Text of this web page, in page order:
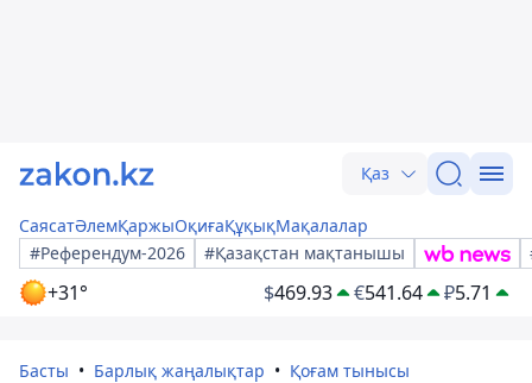
Қаз
СаясатӘлемҚаржыОқиғаҚұқықМақалалар
#Референдум-2026
#Қазақстан мақтанышы
+31° $469.93 €541.64 ₽5.71
Басты Барлық жаңалықтар Қоғам тынысы